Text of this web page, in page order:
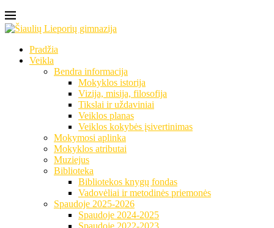
Pradžia
Veikla
Bendra informacija
Mokyklos istorija
Vizija, misija, filosofija
Tikslai ir uždaviniai
Veiklos planas
Veiklos kokybės įsivertinimas
Mokymosi aplinka
Mokyklos atributai
Muziejus
Biblioteka
Bibliotekos knygų fondas
Vadovėliai ir metodinės priemonės
Spaudoje 2025-2026
Spaudoje 2024-2025
Spaudoje 2022-2023